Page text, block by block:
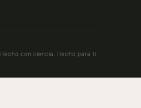
Hecho con ciencia. Hecho para ti.